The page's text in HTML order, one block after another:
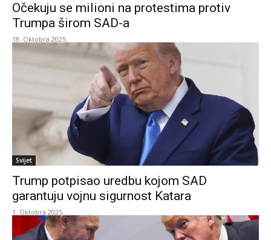
Očekuju se milioni na protestima protiv
Trumpa širom SAD-a
18. Oktobra 2025.
Svijet
Trump potpisao uredbu kojom SAD
garantuju vojnu sigurnost Katara
1. Oktobra 2025.